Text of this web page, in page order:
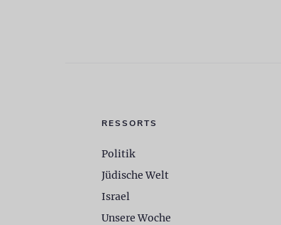
RESSORTS
Politik
Jüdische Welt
Israel
Unsere Woche